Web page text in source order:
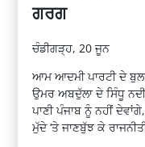
ਗਰਗ
ਚੰਡੀਗੜ੍ਹ, 20 ਜੂਨ
ਆਮ ਆਦਮੀ ਪਾਰਟੀ ਦੇ
ਉਮਰ ਅਬਦੁੱਲਾ ਦੇ ਸਿੰਧੂ
ਪਾਣੀ ਪੰਜਾਬ ਨੂੰ ਨਹੀਂ
ਮੁੱਦੇ ‘ਤੇ ਜਾਣਬੁੱਝ ਕੇ